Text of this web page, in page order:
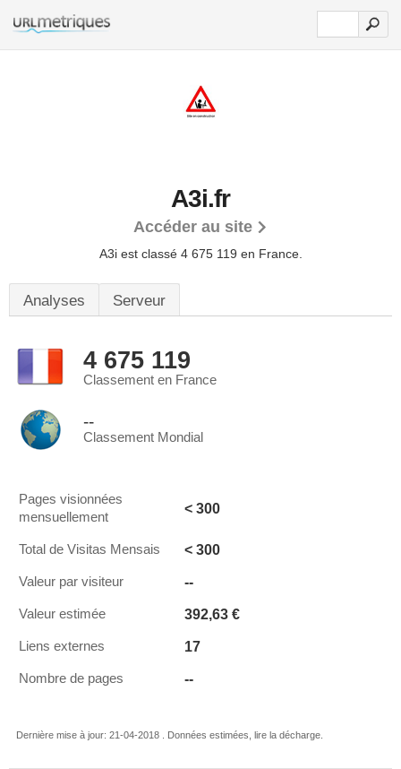
A3i.fr
Accéder au site
A3i est classé 4 675 119 en France.
Analyses Serveur
4 675 119
Classement en France
--
Classement Mondial
Pages visionnées
mensuellement
< 300
Total de Visitas Mensais < 300
Valeur par visiteur --
Valeur estimée 392,63 €
Liens externes 17
Nombre de pages --
Dernière mise à jour: 21-04-2018 . Données estimées, lire la décharge.